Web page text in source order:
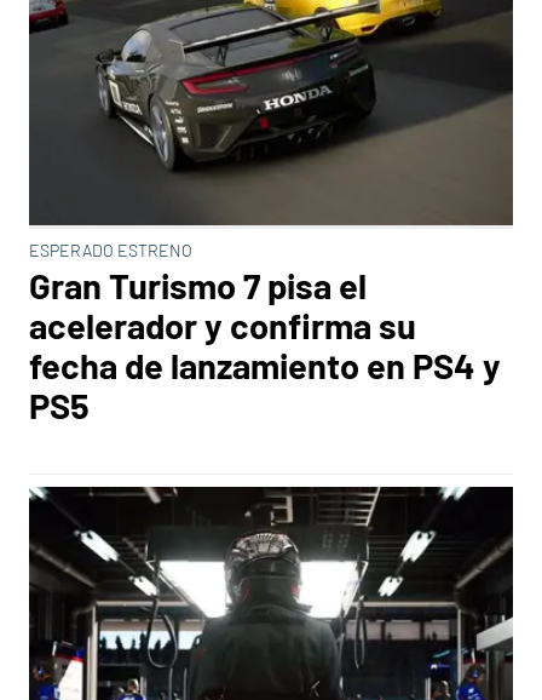
ESPERADO ESTRENO
Gran Turismo 7 pisa el
acelerador y confirma su
fecha de lanzamiento en PS4 y
PS5